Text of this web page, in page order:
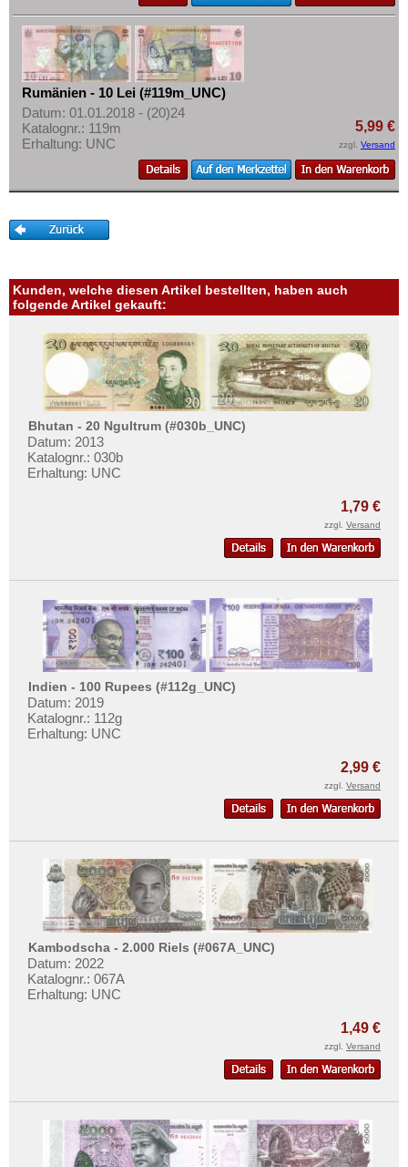
Rumänien - 10 Lei (#119m_UNC)
Datum: 01.01.2018 - (20)24
Katalognr.: 119m
Erhaltung: UNC
5,99 €
zzgl. Versand
Kunden, welche diesen Artikel bestellten, haben auch
folgende Artikel gekauft:
Bhutan - 20 Ngultrum (#030b_UNC)
Datum: 2013
Katalognr.: 030b
Erhaltung: UNC
1,79 €
zzgl. Versand
Indien - 100 Rupees (#112g_UNC)
Datum: 2019
Katalognr.: 112g
Erhaltung: UNC
2,99 €
zzgl. Versand
Kambodscha - 2.000 Riels (#067A_UNC)
Datum: 2022
Katalognr.: 067A
Erhaltung: UNC
1,49 €
zzgl. Versand